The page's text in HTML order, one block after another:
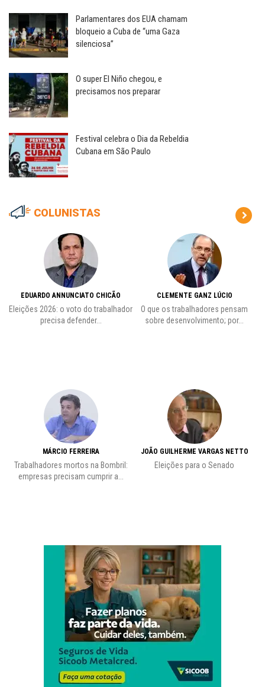
Parlamentares dos EUA chamam
bloqueio a Cuba de “uma Gaza
silenciosa”
O super El Niño chegou, e
precisamos nos preparar
Festival celebra o Dia da Rebeldia
Cubana em São Paulo
COLUNISTAS
EDUARDO ANNUNCIATO CHICÃO
Eleições 2026: o voto do trabalhador
precisa defender...
MÁRCIO FERREIRA
Trabalhadores mortos na Bombril:
empresas precisam cumprir a...
CLEMENTE GANZ LÚCIO
O que os trabalhadores pensam
sobre desenvolvimento; por...
JOÃO GUILHERME VARGAS NETTO
Eleições para o Senado